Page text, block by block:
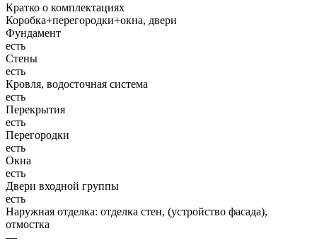
Кратко о комплектациях
Коробка+перегородки+окна, двери
Фундамент
есть
Стены
есть
Кровля, водосточная система
есть
Перекрытия
есть
Перегородки
есть
Окна
есть
Двери входной группы
есть
Наружная отделка: отделка стен, (устройство фасада),
отмостка
—